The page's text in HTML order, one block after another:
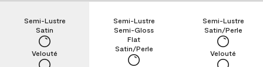
Velouté
Satin
Semi-Lustre
Satin/Perle
Flat
Semi-Gloss
Semi-Lustre
Velouté
Satin/Perle
Semi-Lustre